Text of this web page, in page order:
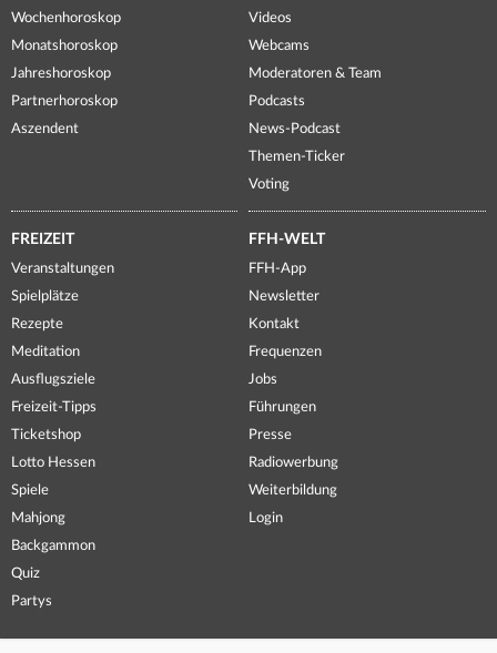
Wochenhoroskop
Monatshoroskop
Jahreshoroskop
Partnerhoroskop
Aszendent
Videos
Webcams
Moderatoren & Team
Podcasts
News-Podcast
Themen-Ticker
Voting
FREIZEIT
Veranstaltungen
Spielplätze
Rezepte
Meditation
Ausflugsziele
Freizeit-Tipps
Ticketshop
Lotto Hessen
Spiele
Mahjong
Backgammon
Quiz
Partys
FFH-WELT
FFH-App
Newsletter
Kontakt
Frequenzen
Jobs
Führungen
Presse
Radiowerbung
Weiterbildung
Login